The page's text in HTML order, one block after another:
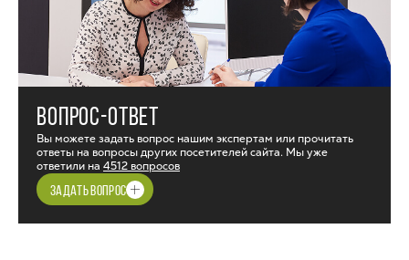
ВОПРОС-ОТВЕТ
Вы можете задать вопрос нашим экспертам или прочитать
ответы на вопросы других посетителей сайта. Мы уже
ответили на 4512 вопросов
ЗАДАТЬ ВОПРОС